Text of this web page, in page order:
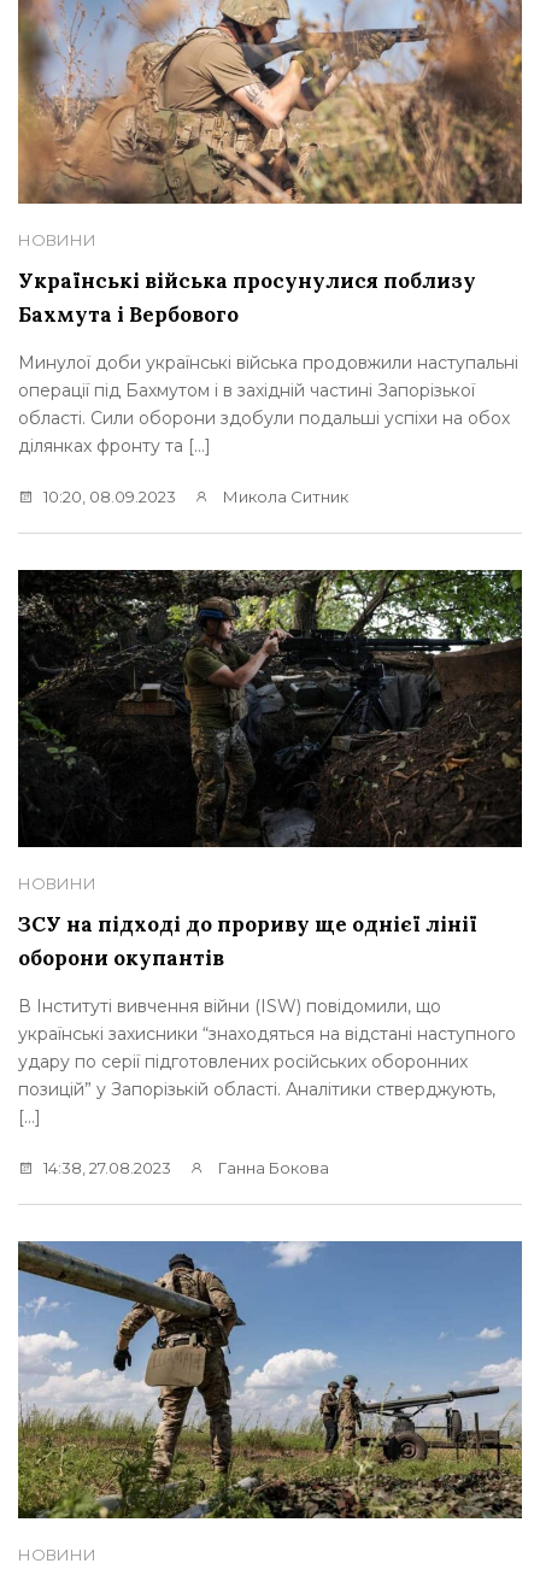
НОВИНИ
Українські війська просунулися поблизу
Бахмута і Вербового
Минулої доби українські війська продовжили наступальні
операції під Бахмутом і в західній частині Запорізької
області. Сили оборони здобули подальші успіхи на обох
ділянках фронту та […]
10:20, 08.09.2023 Микола Ситник
НОВИНИ
ЗСУ на підході до прориву ще однієї лінії
оборони окупантів
В Інституті вивчення війни (ISW) повідомили, що
українські захисники “знаходяться на відстані наступного
удару по серії підготовлених російських оборонних
позицій” у Запорізькій області. Аналітики стверджують,
[…]
14:38, 27.08.2023 Ганна Бокова
НОВИНИ